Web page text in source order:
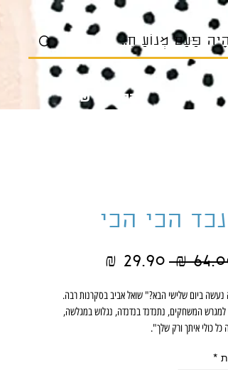
הספרים שלנו
הכי הכי
מחיר
נעשה ביום שלישי הבא?" שואל אביב בסקרנות רבה.
למגרש המשחקים, נתנדנד בנדנדה, נגלוש במגלשה,
כל כולי איתך ורק שלך".
*